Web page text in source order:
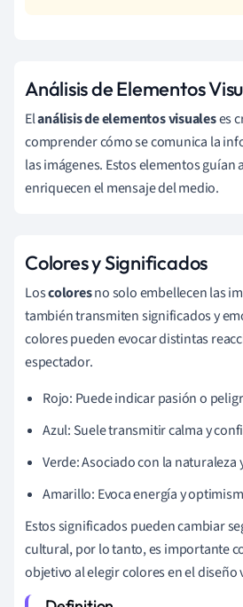
Análisis de Elementos
Elanálisis de elementos visualeses
comprender cómo se comunica la
las imágenes. Estos elementos guían
enriquecen el mensaje del medio.
Colores y Significados
Loscoloresno solo embellecen las
también transmiten significados y
colores pueden evocar distintas
espectador.
Rojo: Puede indicar pasión o
Azul: Suele transmitir calma y
Verde: Asociado con la
Amarillo: Evoca energía y
Estos significados pueden cambiar
cultural, por lo tanto, es importante
objetivo al elegir colores en el diseño